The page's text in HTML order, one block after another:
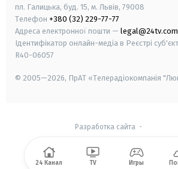
пл. Галицька, буд. 15, м. Львів, 79008
Телефон +380 (32) 229-77-77
Адреса електронної пошти —
Ідентифікатор онлайн-медіа в Реєстрі
R40-06057
© 2005—2026, ПрАТ «Телерадіокомпанія
Разработка сайта -
24 Канал TV Игры